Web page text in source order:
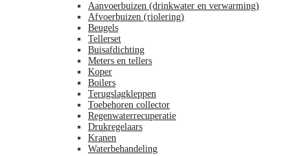
Aanvoerbuizen (drinkwater en verwarming)
Afvoerbuizen (riolering)
Beugels
Tellerset
Buisafdichting
Meters en tellers
Koper
Boilers
Terugslagkleppen
Toebehoren collector
Regenwaterrecuperatie
Drukregelaars
Kranen
Waterbehandeling